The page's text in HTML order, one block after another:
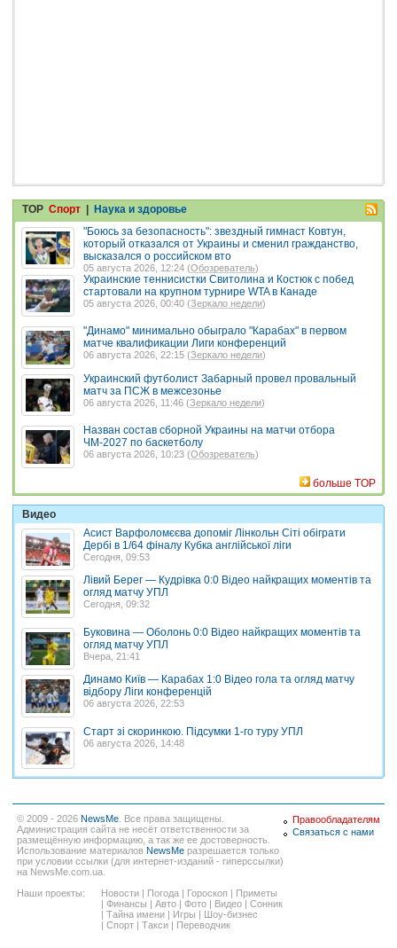
TOP Спорт | Наука и здоровье
"Боюсь за безопасность": звездный гимнаст Ковтун,
который отказался от Украины и сменил гражданство,
высказался о российском вто
05 августа 2026, 12:24 (Обозреватель)
Украинские теннисистки Свитолина и Костюк с побед
стартовали на крупном турнире WTA в Канаде
05 августа 2026, 00:40 (Зеркало недели)
"Динамо" минимально обыграло "Карабах" в первом
матче квалификации Лиги конференций
06 августа 2026, 22:15 (Зеркало недели)
Украинский футболист Забарный провел провальный
матч за ПСЖ в межсезонье
06 августа 2026, 11:46 (Зеркало недели)
Назван состав сборной Украины на матчи отбора
ЧМ-2027 по баскетболу
06 августа 2026, 10:23 (Обозреватель)
больше TOP
Видео
Асист Варфоломєєва допоміг Лінкольн Сіті обіграти
Дербі в 1/64 фіналу Кубка англійської ліги
Сегодня, 09:53
Лівий Берег — Кудрівка 0:0 Відео найкращих моментів та
огляд матчу УПЛ
Сегодня, 09:32
Буковина — Оболонь 0:0 Відео найкращих моментів та
огляд матчу УПЛ
Вчера, 21:41
Динамо Київ — Карабах 1:0 Відео гола та огляд матчу
відбору Ліги конференцій
06 августа 2026, 22:53
Старт зі скоринкою. Підсумки 1-го туру УПЛ
06 августа 2026, 14:48
© 2009 - 2026 NewsMe . Все права защищены.
Администрация сайта не несёт ответственности за
размещённую информацию, а так же ее достоверность.
Использование материалов NewsMe разрешается только
при условии ссылки (для интернет-изданий - гиперссылки)
на NewsMe.com.ua.
Наши проекты:
Новости Погода Гороскоп
Приметы
Финансы Авто Фото Видео
Сонник
Тайна имени Игры
Шоу-бизнес
Спорт Такси Переводчик
Правообладателям
Связаться с нами